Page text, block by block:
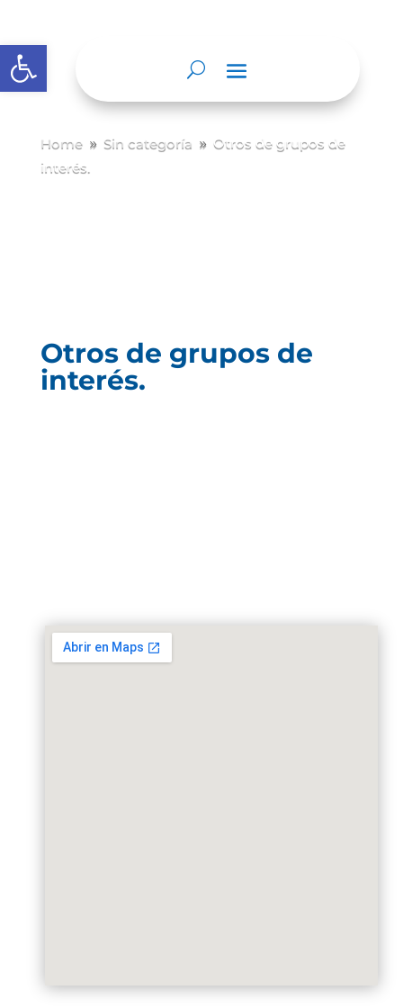
Abrir barra de herramientas
Home 9 Sin categoría 9 Otros de grupos de
interés.
Otros de grupos de
interés.